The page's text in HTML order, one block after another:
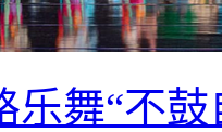
乐舞“不